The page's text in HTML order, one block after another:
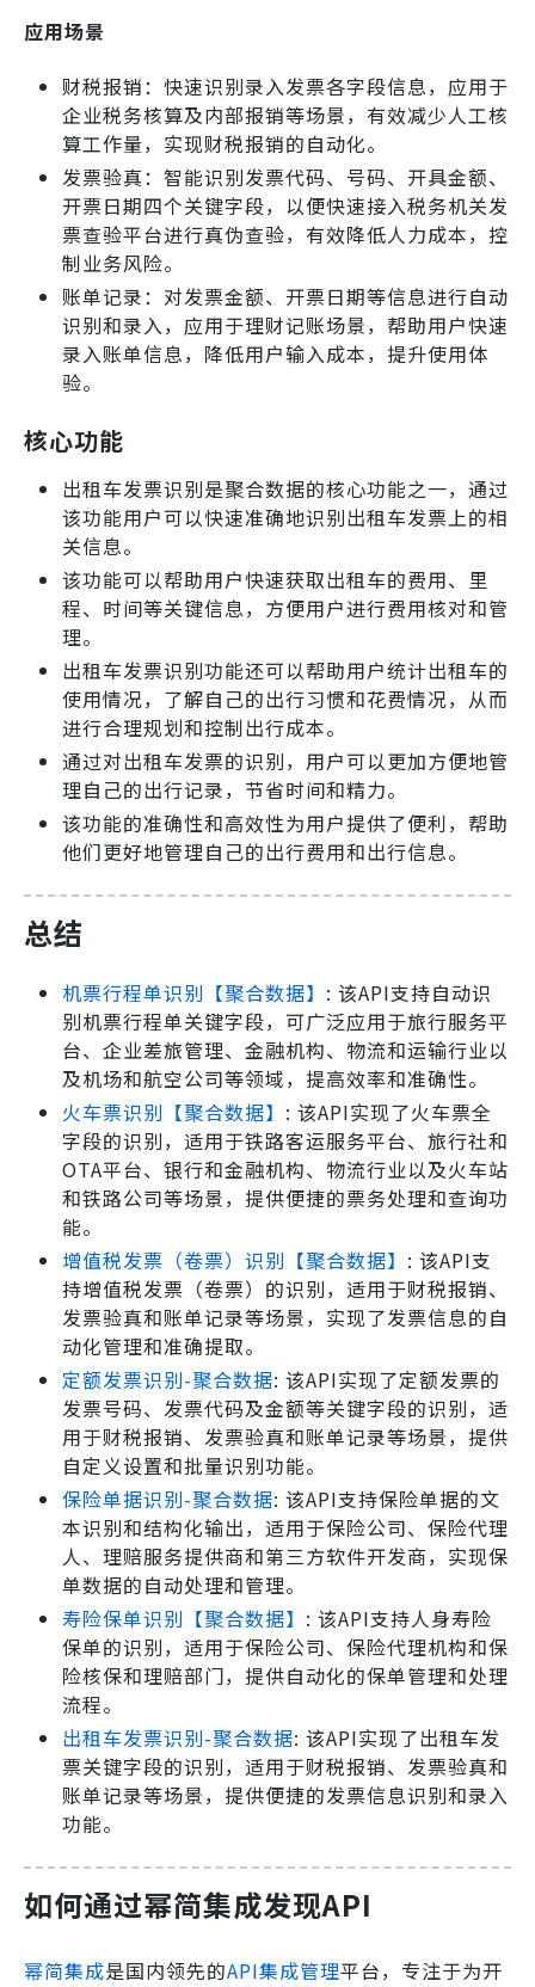
应用场景
财税报销：快速识别录入发票各字段信息，应用于
企业税务核算及内部报销等场景，有效减少人工核
算工作量，实现财税报销的自动化。
发票验真：智能识别发票代码、号码、开具金额、
开票日期四个关键字段，以便快速接入税务机关发
票查验平台进行真伪查验，有效降低人力成本，控
制业务风险。
账单记录：对发票金额、开票日期等信息进行自动
识别和录入，应用于理财记账场景，帮助用户快速
录入账单信息，降低用户输入成本，提升使用体
验。
核心功能
出租车发票识别是聚合数据的核心功能之一，通过
该功能用户可以快速准确地识别出租车发票上的相
关信息。
该功能可以帮助用户快速获取出租车的费用、里
程、时间等关键信息，方便用户进行费用核对和管
理。
出租车发票识别功能还可以帮助用户统计出租车的
使用情况，了解自己的出行习惯和花费情况，从而
进行合理规划和控制出行成本。
通过对出租车发票的识别，用户可以更加方便地管
理自己的出行记录，节省时间和精力。
该功能的准确性和高效性为用户提供了便利，帮助
他们更好地管理自己的出行费用和出行信息。
总结
机票行程单识别【聚合数据】 : 该API支持自动识
别机票行程单关键字段，可广泛应用于旅行服务平
台、企业差旅管理、金融机构、物流和运输行业以
及机场和航空公司等领域，提高效率和准确性。
火车票识别【聚合数据】 : 该API实现了火车票全
字段的识别，适用于铁路客运服务平台、旅行社和
OTA平台、银行和金融机构、物流行业以及火车站
和铁路公司等场景，提供便捷的票务处理和查询功
能。
增值税发票（卷票）识别【聚合数据】 : 该API支
持增值税发票（卷票）的识别，适用于财税报销、
发票验真和账单记录等场景，实现了发票信息的自
动化管理和准确提取。
定额发票识别-聚合数据: 该API实现了定额发票的
发票号码、发票代码及金额等关键字段的识别，适
用于财税报销、发票验真和账单记录等场景，提供
自定义设置和批量识别功能。
保险单据识别-聚合数据: 该API支持保险单据的文
本识别和结构化输出，适用于保险公司、保险代理
人、理赔服务提供商和第三方软件开发商，实现保
单数据的自动处理和管理。
寿险保单识别【聚合数据】 : 该API支持人身寿险
保单的识别，适用于保险公司、保险代理机构和保
险核保和理赔部门，提供自动化的保单管理和处理
流程。
出租车发票识别-聚合数据: 该API实现了出租车发
票关键字段的识别，适用于财税报销、发票验真和
账单记录等场景，提供便捷的发票信息识别和录入
功能。
如何通过幂简集成发现API
幂简集成是国内领先的API集成管理平台，专注于为开